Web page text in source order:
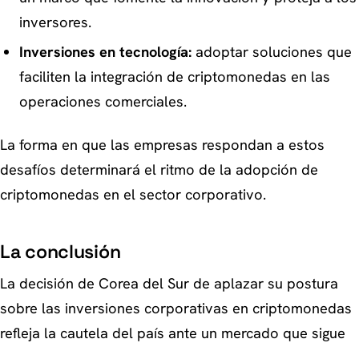
inversores.
Inversiones en tecnología:adoptar soluciones que
faciliten la integración de criptomonedas en las
operaciones comerciales.
La forma en que las empresas respondan a estos
desafíos determinará el ritmo de la adopción de
criptomonedas en el sector corporativo.
La conclusión
La decisión de Corea del Sur de aplazar su postura
sobre las inversiones corporativas en criptomonedas
refleja la cautela del país ante un mercado que sigue